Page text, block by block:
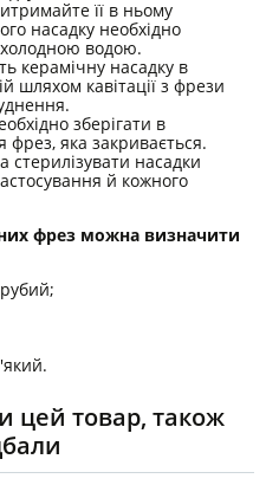
її в ньому
насадку необхідно
водою.
керамічну насадку в
шляхом кавітації з фрези
зберігати в
фрез, яка закривається.
стерилізувати насадки
й кожного
фрез можна визначити
цей товар, також